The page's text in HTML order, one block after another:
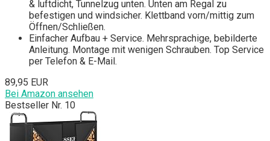
& luftdicht, Tunnelzug unten. Unten am Regal zu
befestigen und windsicher. Klettband vorn/mittig zum
Öffnen/Schließen.
Einfacher Aufbau + Service. Mehrsprachige, bebilderte
Anleitung. Montage mit wenigen Schrauben. Top Service
per Telefon & E-Mail.
89,95 EUR
Bei Amazon ansehen
Bestseller Nr. 10